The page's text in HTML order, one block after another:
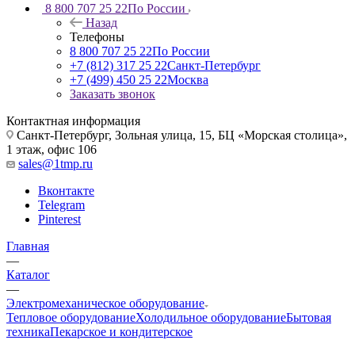
8 800 707 25 22По России
Назад
Телефоны
8 800 707 25 22По России
+7 (812) 317 25 22Санкт-Петербург
+7 (499) 450 25 22Москва
Заказать звонок
Контактная информация
Санкт-Петербург, Зольная улица, 15, БЦ «Морская столица»,
1 этаж, офис 106
sales@1tmp.ru
Вконтакте
Telegram
Pinterest
Главная
—
Каталог
—
Электромеханическое оборудование
Тепловое оборудованиеХолодильное оборудованиеБытовая
техникаПекарское и кондитерское